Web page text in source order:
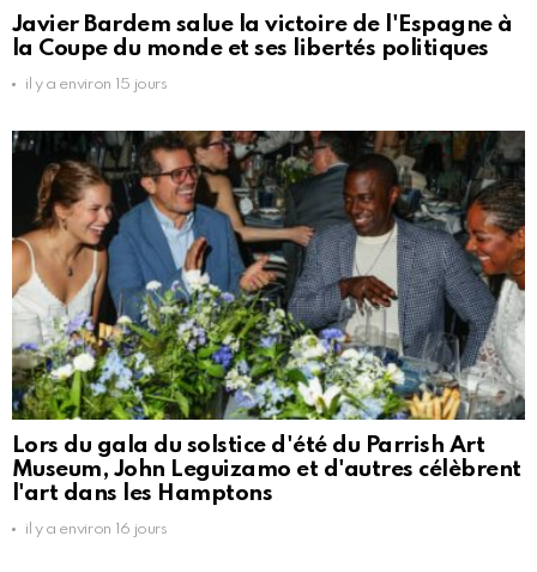
Javier Bardem salue la victoire de l'Espagne à
la Coupe du monde et ses libertés politiques
il y a environ 15 jours
Lors du gala du solstice d'été du Parrish Art
Museum, John Leguizamo et d'autres célèbrent
l'art dans les Hamptons
il y a environ 16 jours